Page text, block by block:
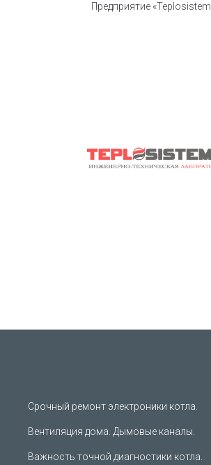
Предприятие
Срочный ремонт электроники котла.
Вентиляция дома. Дымовые каналы.
Важность точной диагностики котла.